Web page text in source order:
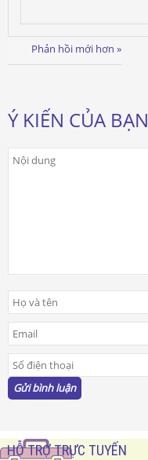
Phản hồi mới hơn »
Ý KIẾN CỦA BẠN
HỖ TRỢ TRỰC TUYẾN